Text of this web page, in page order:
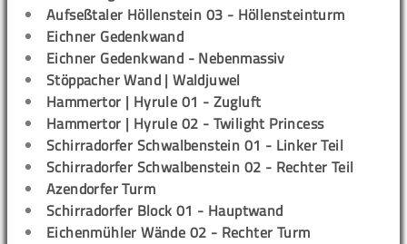
Aufseßtaler Höllenstein 03 - Höllensteinturm
Eichner Gedenkwand
Eichner Gedenkwand - Nebenmassiv
Stöppacher Wand | Waldjuwel
Hammertor | Hyrule 01 - Zugluft
Hammertor | Hyrule 02 - Twilight Princess
Schirradorfer Schwalbenstein 01 - Linker Teil
Schirradorfer Schwalbenstein 02 - Rechter Teil
Azendorfer Turm
Schirradorfer Block 01 - Hauptwand
Eichenmühler Wände 02 - Rechter Turm